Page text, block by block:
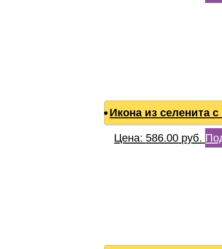
Икона из селенита
Цена: 586.00 руб.